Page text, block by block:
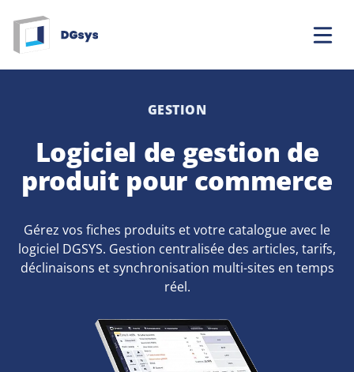
contenu
GESTION
Logiciel de gestion de
produit pour commerce
Gérez vos fiches produits et votre catalogue avec le
logiciel DGSYS. Gestion centralisée des articles, tarifs,
déclinaisons et synchronisation multi-sites en temps
réel.